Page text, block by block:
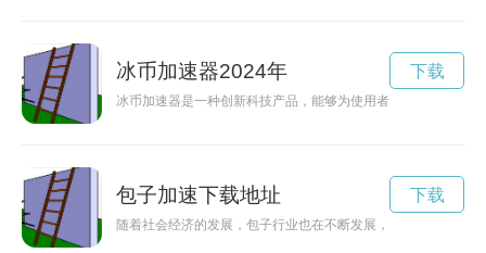
冰币加速器2024年
冰币加速器是一种创新科技产品，能够为使用者的生活带来便
下载
包子加速下载地址
随着社会经济的发展，包子行业也在不断发展，小店与连锁店
下载